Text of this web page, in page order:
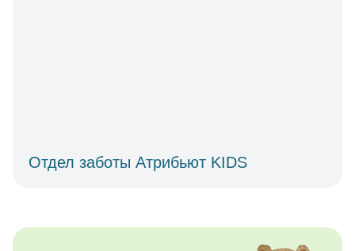
Отдел заботы Атрибьют KIDS